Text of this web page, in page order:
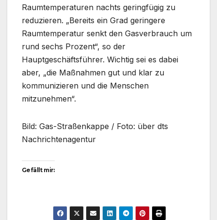
Raumtemperaturen nachts geringfügig zu
reduzieren. „Bereits ein Grad geringere
Raumtemperatur senkt den Gasverbrauch um
rund sechs Prozent“, so der
Hauptgeschäftsführer. Wichtig sei es dabei
aber, „die Maßnahmen gut und klar zu
kommunizieren und die Menschen
mitzunehmen“.
Bild: Gas-Straßenkappe / Foto: über dts
Nachrichtenagentur
Gefällt mir: